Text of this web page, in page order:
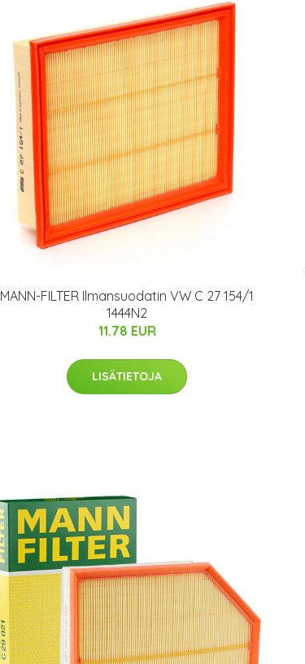
MANN-FILTER Ilmansuodatin VW C 27 154/1
1444N2
11.78 EUR
LISÄTIETOJA